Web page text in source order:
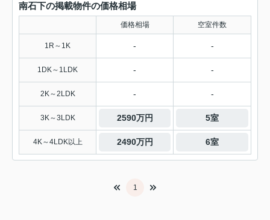
南石下の掲載物件の価格相場
価格相場 空室件数
1R～1K - -
1DK～1LDK - -
2K～2LDK - -
3K～3LDK 2590万円 5室
4K～4LDK以上 2490万円 6室
1